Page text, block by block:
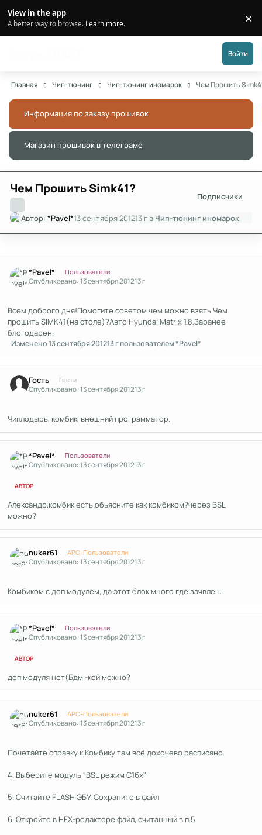
View in the app
A better way to browse. Learn more. ×
Войти
Главная Чип-тюнинг Чип-тюнинг иномарок Чем Прошить
Информация по заказу прошивок
Магазин прошивок в телеграме
Чем Прошить Simk41?
Подписчики
Автор:*Pavel*13 сентября 201213 г в Чип-тюнинг иномарок
*Pavel* Пользователи
Опубликовано:13 сентября 201213 г
Всем доброго дня!Помогите советом чем можно взять Чем
прошить SIMK41(на столе)?Авто Hyundai Matrix 1.8.Заранее
блогодарен.
Изменено13 сентября 201213 гпользователем *Pavel*
Гость Гости
Опубликовано:13 сентября 201213 г
Чиплодырь, комбик, внешний программатор.
*Pavel* Пользователи
Опубликовано:13 сентября 201213 г
АВТОР
Александр,комбик есть.обьясните как комбиком?через BSL
можно?
nuker61 APC-Пользователи
Опубликовано:13 сентября 201213 г
Комбиком с доп модулем, да этот блок много где зачвлен.
*Pavel* Пользователи
Опубликовано:13 сентября 201213 г
АВТОР
доп модуля нет(Бдм -кой можно?
nuker61 APC-Пользователи
Опубликовано:13 сентября 201213 г
Почетайте справку к Комбику там всё дохочево расписано.
4. Выберите модуль "BSL режим C16x"
5. Считайте FLASH ЭБУ. Сохраните в файл
6. Откройте в HEX-редакторе файл, считанный в п.5